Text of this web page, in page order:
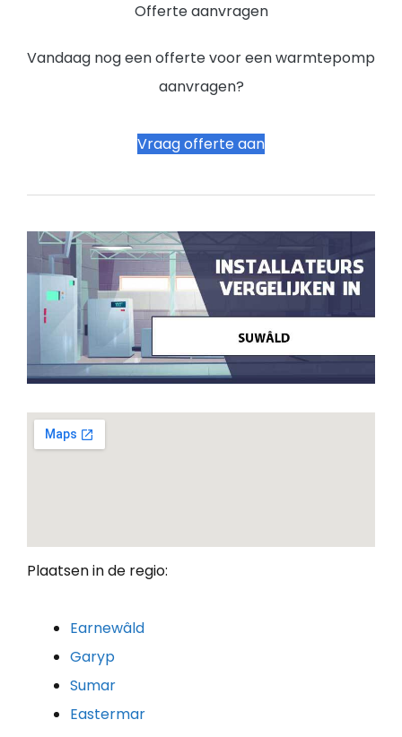
Offerte aanvragen
Vandaag nog een offerte voor een warmtepomp
aanvragen?
Vraag offerte aan
Plaatsen in de regio:
Earnewâld
Garyp
Sumar
Eastermar